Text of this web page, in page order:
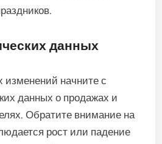
данных
изменений начните с
данных о продажах и
Обратите внимание на
рост или падение